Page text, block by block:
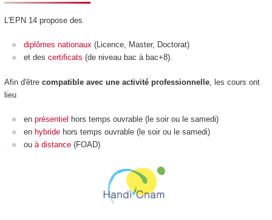
L'EPN 14 propose des
diplômes nationaux (Licence, Master, Doctorat)
et des certificats (de niveau bac à bac+8).
Afin d'être compatible avec une activité professionnelle, les cours ont
lieu
en présentiel hors temps ouvrable (le soir ou le samedi)
en hybride hors temps ouvrable (le soir ou le samedi)
ou à distance (FOAD)